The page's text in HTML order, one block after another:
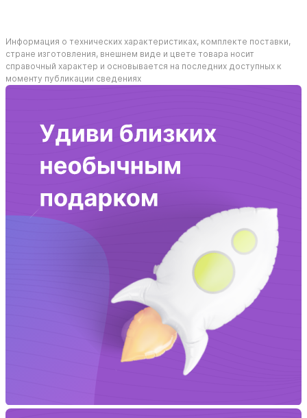
Информация о технических характеристиках, комплекте поставки,
стране изготовления, внешнем виде и цвете товара носит
справочный характер и основывается на последних доступных к
моменту публикации сведениях